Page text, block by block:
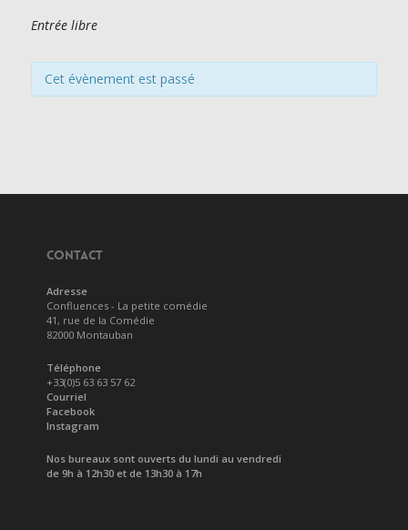
Entrée libre
Cet évènement est passé
CONTACT
Adresse
Confluences - La petite comédie
41, rue de la Comédie
82000 Montauban
Téléphone
+33(0)5 63 63 57 62
Courriel
Facebook
Instagram
Nos bureaux sont ouverts du lundi au vendredi
de 9h à 12h30 et de 13h30 à 17h